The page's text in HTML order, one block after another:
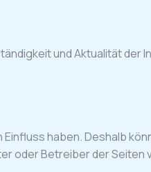
und Aktualität der
haben. Deshalb
oder Betreiber der Seiten